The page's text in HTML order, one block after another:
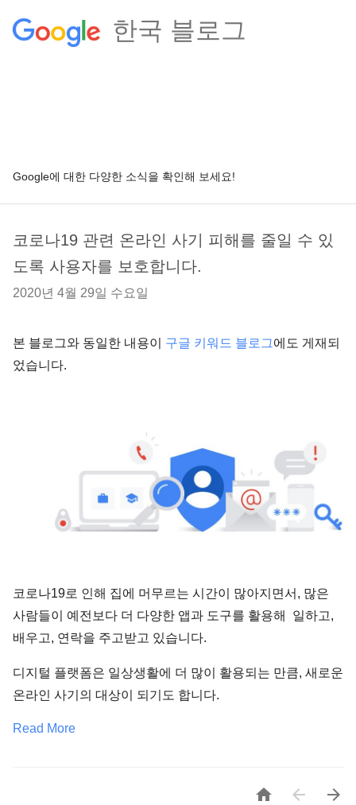
한국 블로그
Google에 대한 다양한 소식을 확인해 보세요!
코로나19 관련 온라인 사기 피해를 줄일 수 있
도록 사용자를 보호합니다.
2020년 4월 29일 수요일
본 블로그와 동일한 내용이 구글 키워드 블로그에도 게재되
었습니다.
코로나19로 인해 집에 머무르는 시간이 많아지면서, 많은
사람들이 예전보다 더 다양한 앱과 도구를 활용해 일하고,
배우고, 연락을 주고받고 있습니다.
디지털 플랫폼은 일상생활에 더 많이 활용되는 만큼, 새로운
온라인 사기의 대상이 되기도 합니다.
Read More
  